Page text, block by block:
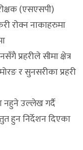
(एसएसपी)
रोक्न नाकाहरुमा
प्रहरीले सीमा क्षेत्र
र सुनसरीका प्रहरी
नहुने उल्लेख गर्दै
हुन निर्देशन दिएका